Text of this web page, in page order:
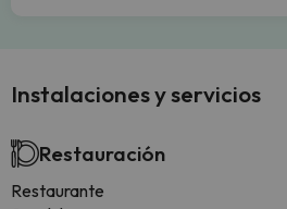
Instalaciones y servicios
Restauración
Restaurante